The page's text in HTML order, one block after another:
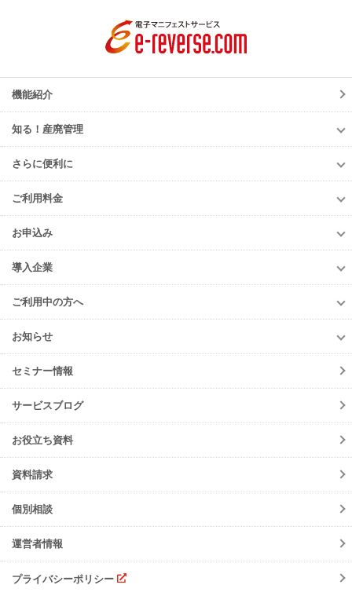
機能紹介
知る！産廃管理
知る！産廃管理
初級編
中級編
上級編
さらに便利に
さらに便利に
TansoMiru産廃
多量排出行政報告支援サービス
再生資源利用促進支援サービス
er-contract
遠隔承認モデル
JWNETデータ取込機能
パッケージソフト
ご利用料金
ご利用料金
排出事業者様
収集運搬・
お申込み
お申込み
e-reverse.com
TansoMiru産廃
多量排出行政報告支援サービス
er-contract
再生資源利用促進支援サービス
導入企業
導入企業
収集運搬業者・
排出事業者一覧
導入事例一覧
ご利用中の方へ
ご利用中の方へ
各種お手続き
ご登録情報変更
初期設定方法
動作環境
会員規約
サービスの可用性とセキュリティ
よくあるご質問
注意事項
お知らせ
お知らせ
ニュースリリース
メンテナンス
障害情報
機能リリース
イベント
セミナー情報
サービスブログ
お役立ち資料
資料請求
個別相談
運営者情報
プライバシーポリシー